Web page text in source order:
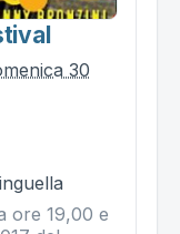
30
ore 19,00 e